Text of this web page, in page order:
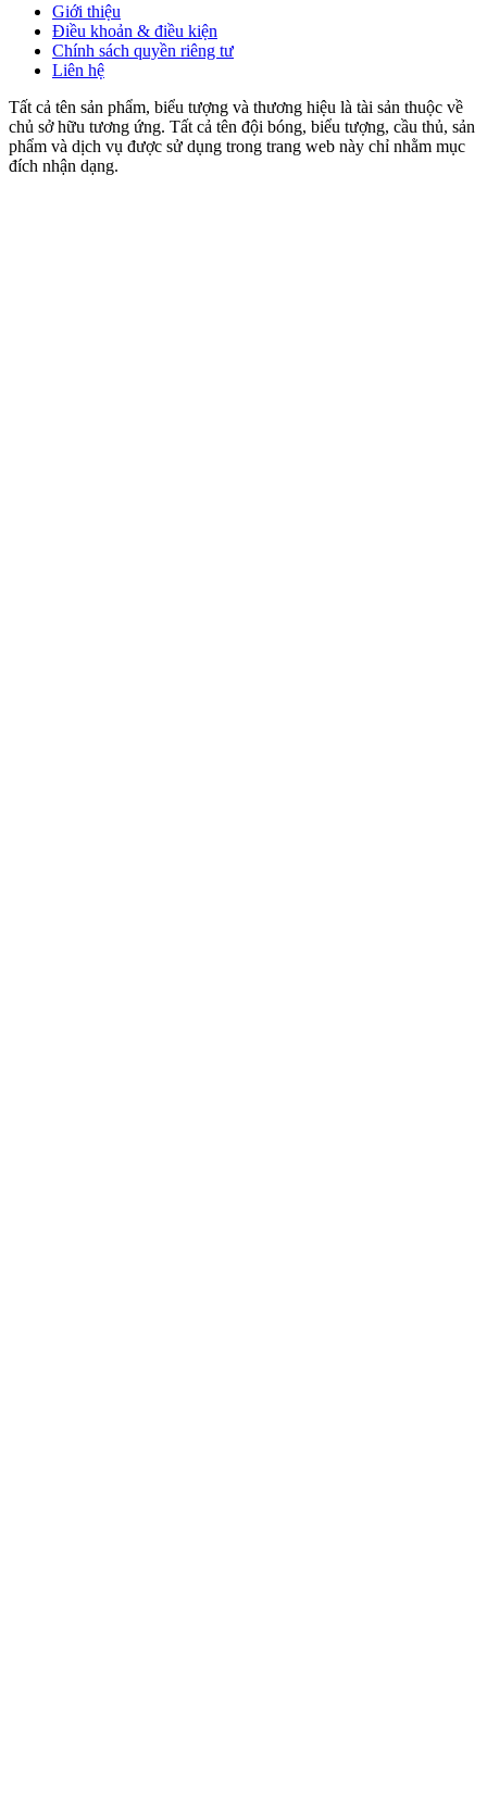
Giới thiệu
Điều khoản & điều kiện
Chính sách quyền riêng tư
Liên hệ
Tất cả tên sản phẩm, biểu tượng và thương hiệu là tài sản thuộc về
chủ sở hữu tương ứng. Tất cả tên đội bóng, biểu tượng, cầu thủ, sản
phẩm và dịch vụ được sử dụng trong trang web này chỉ nhằm mục
đích nhận dạng.